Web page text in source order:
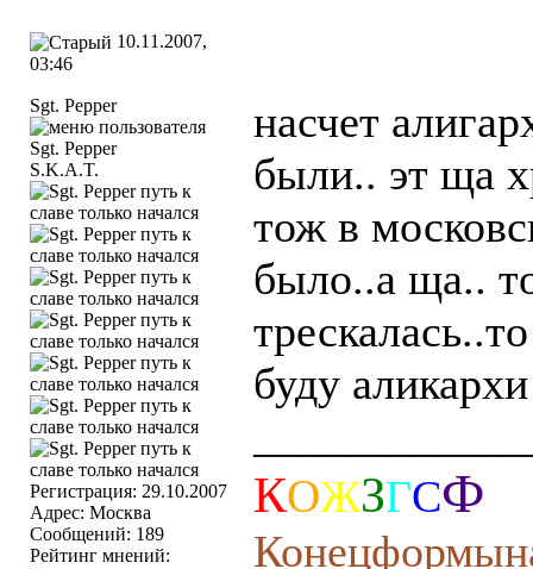
10.11.2007,
03:46
Sgt. Pepper
S.K.A.T.
Регистрация: 29.10.2007
Адрес: Москва
Сообщений: 189
Рейтинг мнений:
насчет
были.. эт ща
тож в
было..а ща..
буду
КОЖЗГСФ